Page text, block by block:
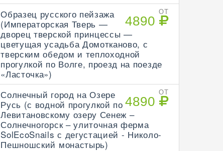
ОТ
4890
Образец русского пейзажа
(Императорская Тверь —
дворец тверской принцессы —
цветущая усадьба Домотканово, с
тверским обедом и теплоходной
прогулкой по Волге, проезд на поезде
«Ласточка»)
ОТ
4890
Солнечный город на Озере
Русь (с водной прогулкой по
Левитановскому озеру Сенеж –
Солнечногорск – улиточная ферма
SolEcoSnails с дегустацией - Николо-
Пешношский монастырь)